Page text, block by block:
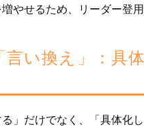
やせるため、リーダー登用
い換え」：具
」だけでなく、「具体化